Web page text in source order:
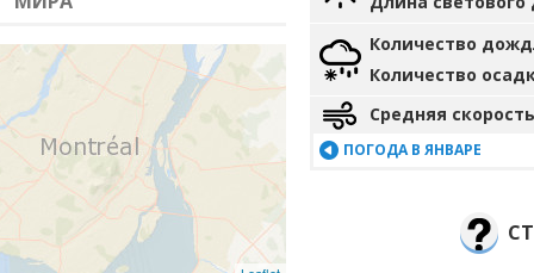
Количество
Количество
Средняя
ПОГОДА В ЯНВАРЕ